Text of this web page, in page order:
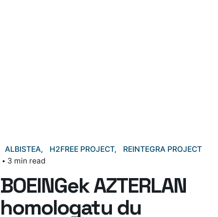
ALBISTEA H2FREE PROJECT
REINTEGRA PROJECT
3 min read
BOEINGek AZTERLAN
homologatu du